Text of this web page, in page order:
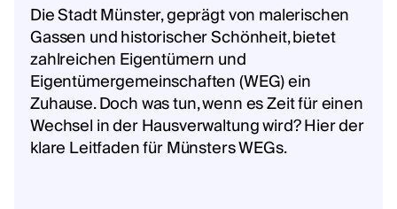
Die Stadt Münster, geprägt von malerischen
Gassen und historischer Schönheit, bietet
zahlreichen Eigentümern und
Eigentümergemeinschaften (WEG) ein
Zuhause. Doch was tun, wenn es Zeit für einen
Wechsel in der Hausverwaltung wird? Hier der
klare Leitfaden für Münsters WEGs.